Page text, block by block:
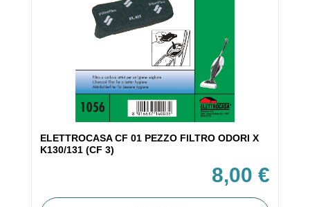
ELETTROCASA CF 01 PEZZO FILTRO ODORI X
K130/131 (CF 3)
8,00 €